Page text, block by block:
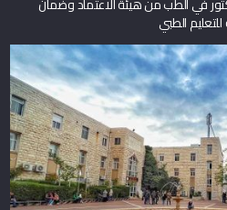
الطبي